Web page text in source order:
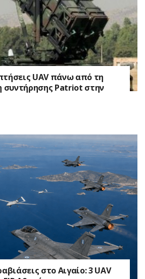
UAV πάνω από τη
συντήρησης Patriot στην
στο Αιγαίο: 3 UAV